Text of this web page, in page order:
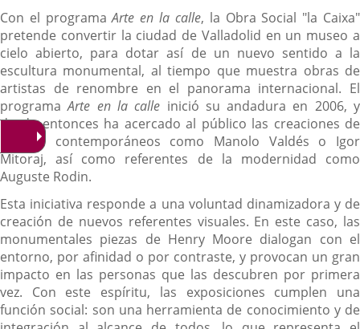
Con el programaArte en la calle, la Obra Social "la Caixa"
pretende convertir la ciudad de Valladolid en un museo a
cielo abierto, para dotar así de un nuevo sentido a la
escultura monumental, al tiempo que muestra obras de
artistas de renombre en el panorama internacional. El
programaArte en la calle inició su andadura en 2006, y
desde entonces ha acercado al público las creaciones de
artistas contemporáneos como Manolo Valdés o Igor
Mitoraj, así como referentes de la modernidad como
Auguste Rodin.
Esta iniciativa responde a una voluntad dinamizadora y de
creación de nuevos referentes visuales. En este caso, las
monumentales piezas de Henry Moore dialogan con el
entorno, por afinidad o por contraste, y provocan un gran
impacto en las personas que las descubren por primera
vez. Con este espíritu, las exposiciones cumplen una
función social: son una herramienta de conocimiento y de